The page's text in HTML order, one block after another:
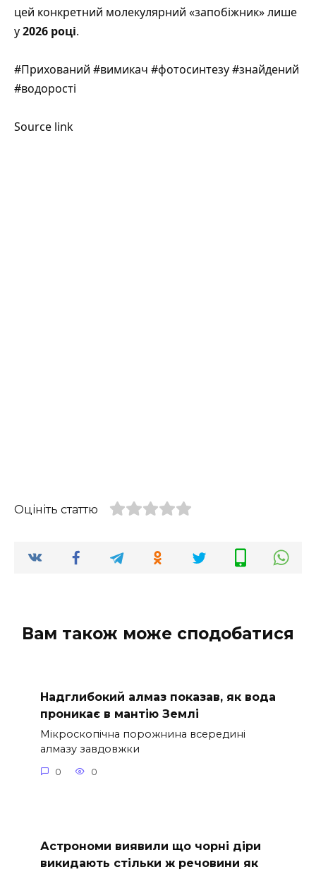
цей конкретний молекулярний «запобіжник» лише
у2026 році.
#Прихований #вимикач #фотосинтезу #знайдений
#водорості
Source link
Оцініть статтю
Вам також може сподобатися
Надглибокий алмаз показав, як вода
проникає в мантію Землі
Мікроскопічна порожнина всередині
алмазу завдовжки
0 0
Астрономи виявили що чорні діри
викидають стільки ж речовини як